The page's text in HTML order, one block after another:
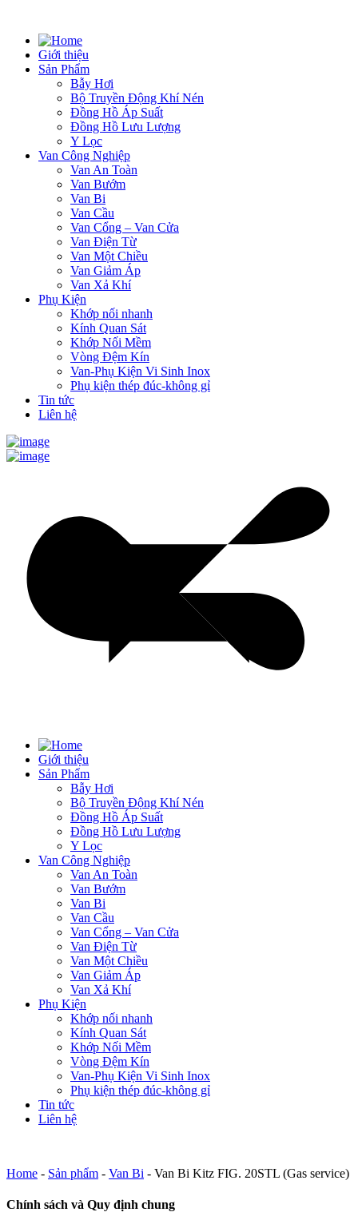
Giới thiệu
Sản Phẩm
Bẫy Hơi
Bộ Truyền Động Khí Nén
Đồng Hồ Áp Suất
Đồng Hồ Lưu Lượng
Y Lọc
Van Công Nghiệp
Van An Toàn
Van Bướm
Van Bi
Van Cầu
Van Cổng – Van Cửa
Van Điện Từ
Van Một Chiều
Van Giảm Áp
Van Xả Khí
Phụ Kiện
Khớp nối nhanh
Kính Quan Sát
Khớp Nối Mềm
Vòng Đệm Kín
Van-Phụ Kiện Vi Sinh Inox
Phụ kiện thép đúc-không gỉ
Tin tức
Liên hệ
Giới thiệu
Sản Phẩm
Bẫy Hơi
Bộ Truyền Động Khí Nén
Đồng Hồ Áp Suất
Đồng Hồ Lưu Lượng
Y Lọc
Van Công Nghiệp
Van An Toàn
Van Bướm
Van Bi
Van Cầu
Van Cổng – Van Cửa
Van Điện Từ
Van Một Chiều
Van Giảm Áp
Van Xả Khí
Phụ Kiện
Khớp nối nhanh
Kính Quan Sát
Khớp Nối Mềm
Vòng Đệm Kín
Van-Phụ Kiện Vi Sinh Inox
Phụ kiện thép đúc-không gỉ
Tin tức
Liên hệ
Home - Sản phẩm - Van Bi - Van Bi Kitz FIG. 20STL (Gas service)
Chính sách và Quy định chung